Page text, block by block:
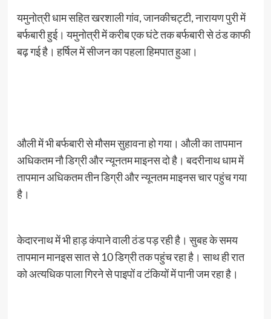
यमुनोत्री धाम सहित खरशाली गांव, जानकीचट्टी, नारायण पुरी में
बर्फबारी हुई। यमुनोत्री में करीब एक घंटे तक बर्फबारी से ठंड काफी
बढ़ गई है। हर्षिल में सीजन का पहला हिमपात हुआ।
औली में भी बर्फबारी से मौसम सुहावना हो गया। औली का तापमान
अधिकतम नौ डिग्री और न्यूनतम माइनस दो है। बदरीनाथ धाम में
तापमान अधिकतम तीन डिग्री और न्यूनतम माइनस चार पहुंच गया
है।
केदारनाथ में भी हाड़ कंपाने वाली ठंड पड़ रही है। सुबह के समय
तापमान मानइस सात से 10 डिग्री तक पहुंच रहा है। साथ ही रात
को अत्यधिक पाला गिरने से पाइपों व टंकियों में पानी जम रहा है।